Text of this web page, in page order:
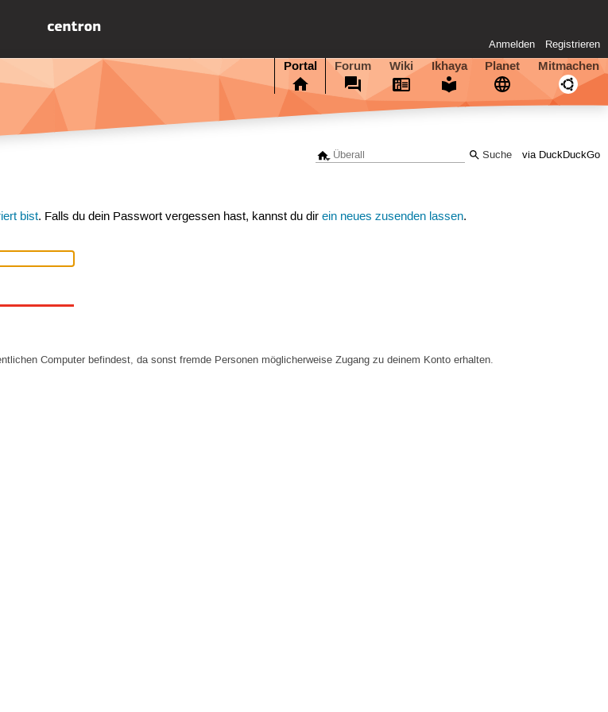
Anmelden Registrieren
Portal Forum Wiki Ikhaya Planet Mitmachen
via DuckDuckGo
bist. Falls du dein Passwort vergessen hast, kannst du direin neues zusenden lassen.
Computer befindest, da sonst fremde Personen möglicherweise Zugang zu deinem Konto erhalten.